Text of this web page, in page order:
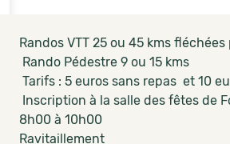
Randos VTT 25 ou 45 kms
Rando Pédestre 9 ou 15 kms
Tarifs : 5 euros sans repas et 10
Inscription à la salle des fêtes de
8h00 à 10h00
Ravitaillement